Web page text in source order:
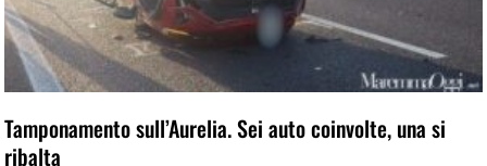
Tamponamento sull’Aurelia. Sei auto coinvolte, una si
ribalta